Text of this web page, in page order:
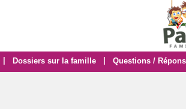
Dossiers sur la famille Questions /